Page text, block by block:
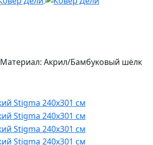
Материал: Акрил/Бамбуковый шёлк